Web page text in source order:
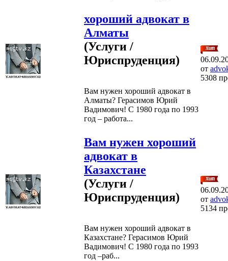
хороший адвокат в
Алматы
(Услуги /
Юриспруденция)
Вам нужен хороший адвокат в
Алматы? Герасимов Юрий
Вадимович! С 1980 года по 1993
год – работа...
от
5308
Вам нужен хороший
адвокат в
Казахстане
(Услуги /
Юриспруденция)
Вам нужен хороший адвокат в
Казахстане? Герасимов Юрий
Вадимович! С 1980 года по 1993
год –раб...
от
5134